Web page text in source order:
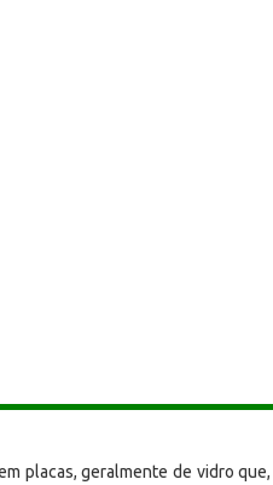
placas, geralmente de vidro